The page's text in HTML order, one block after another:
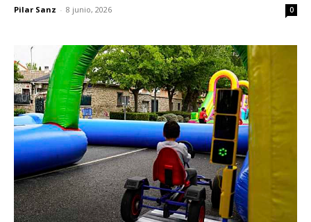
Pilar Sanz - 8 junio, 2026 0